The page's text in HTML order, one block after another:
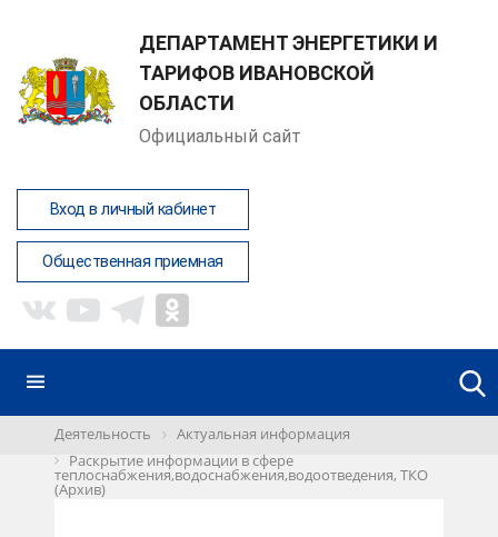
ДЕПАРТАМЕНТ ЭНЕРГЕТИКИ И
ТАРИФОВ ИВАНОВСКОЙ
ОБЛАСТИ
Официальный сайт
Вход в личный кабинет
Общественная приемная
Деятельность
Актуальная информация
Раскрытие информации в сфере
теплоснабжения,водоснабжения,водоотведения, ТКО
(Архив)